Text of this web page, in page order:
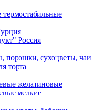
Россия
порошки, сухоцветы, чаи
торта
желатиновые
мелкие